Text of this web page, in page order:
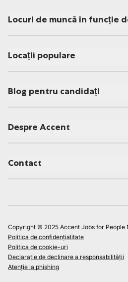
Locuri de muncă în funcție
Locații populare
Blog pentru candidați
Despre Accent
Contact
Copyright © 2025 Accent Jobs for People
Politica de confidențialitate
Politica de cookie-uri
Declarație de declinare a responsabilității
Atenție la phishing